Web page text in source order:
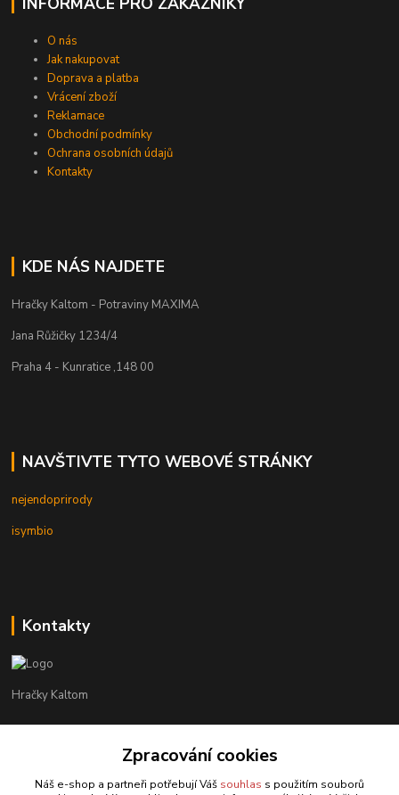
O nás
Jak nakupovat
Doprava a platba
Vrácení zboží
Reklamace
Obchodní podmínky
Ochrana osobních údajů
Kontakty
KDE NÁS NAJDETE
Hračky Kaltom - Potraviny MAXIMA
Jana Růžičky 1234/4
Praha 4 - Kunratice ,148 00
NAVŠTIVTE TYTO WEBOVÉ STRÁNKY
nejendoprirody
isymbio
Kontakty
Hračky Kaltom
+420 777 538 008
Zpracování cookies
Náš e-shop a partneři potřebují Váš souhlas s použitím souborů